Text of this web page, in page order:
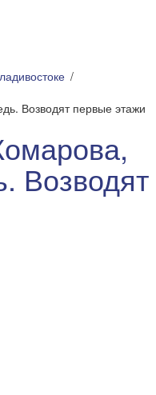
Возводят первые этажи
Возводят